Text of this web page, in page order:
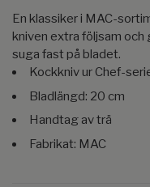
En klassiker i MAC-
kniven extra följsam
suga fast på bladet.
Kockkniv ur Chef-
Bladlängd: 20 cm
Handtag av trä
Fabrikat: MAC